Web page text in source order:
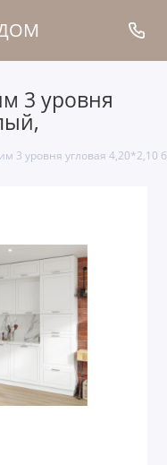
3 уровня
3 уровня угловая 4,20*2,10